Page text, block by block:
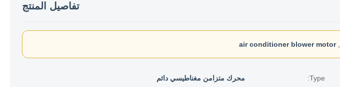
تفاصيل المنتج
,
air conditioner blower motor
Type: محرك متزامن مغناطيسي دائم